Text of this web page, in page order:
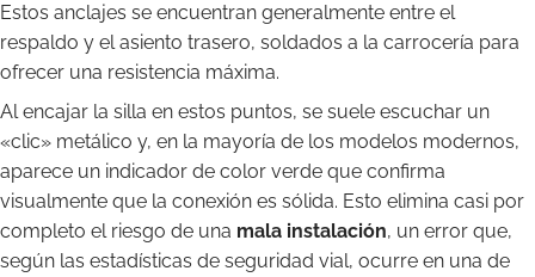
Estos anclajes se encuentran generalmente entre el
respaldo y el asiento trasero, soldados a la carrocería para
ofrecer una resistencia máxima.
Al encajar la silla en estos puntos, se suele escuchar un
«clic» metálico y, en la mayoría de los modelos modernos,
aparece un indicador de color verde que confirma
visualmente que la conexión es sólida. Esto elimina casi por
completo el riesgo de una mala instalación, un error que,
según las estadísticas de seguridad vial, ocurre en una de